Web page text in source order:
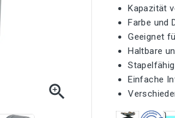

Kapazität
Farbe und
Geeignet
Haltbare
Einfache